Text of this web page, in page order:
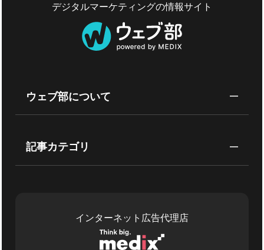
デジタルマーケティングの情報サイト
ウェブ部について
記事カテゴリ
インターネット広告代理店